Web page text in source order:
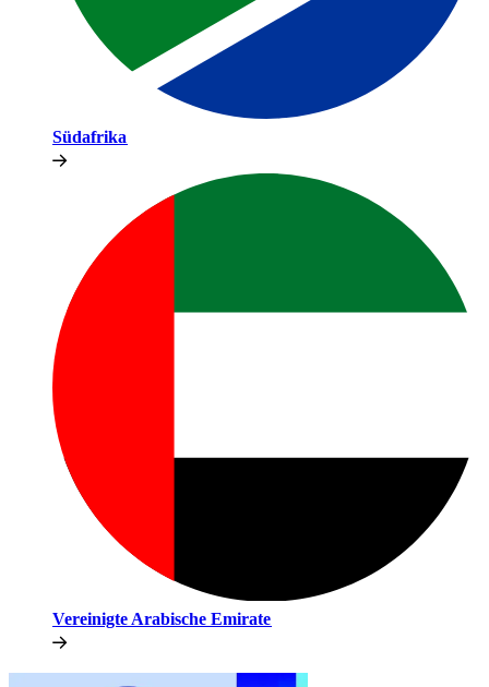
Südafrika​​
Vereinigte Arabische Emirate​​